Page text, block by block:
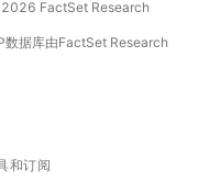
FactSet Research
据库由FactSet Research
和订阅